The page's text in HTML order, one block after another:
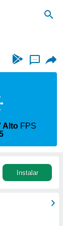
...
Alto FPS
Instalar